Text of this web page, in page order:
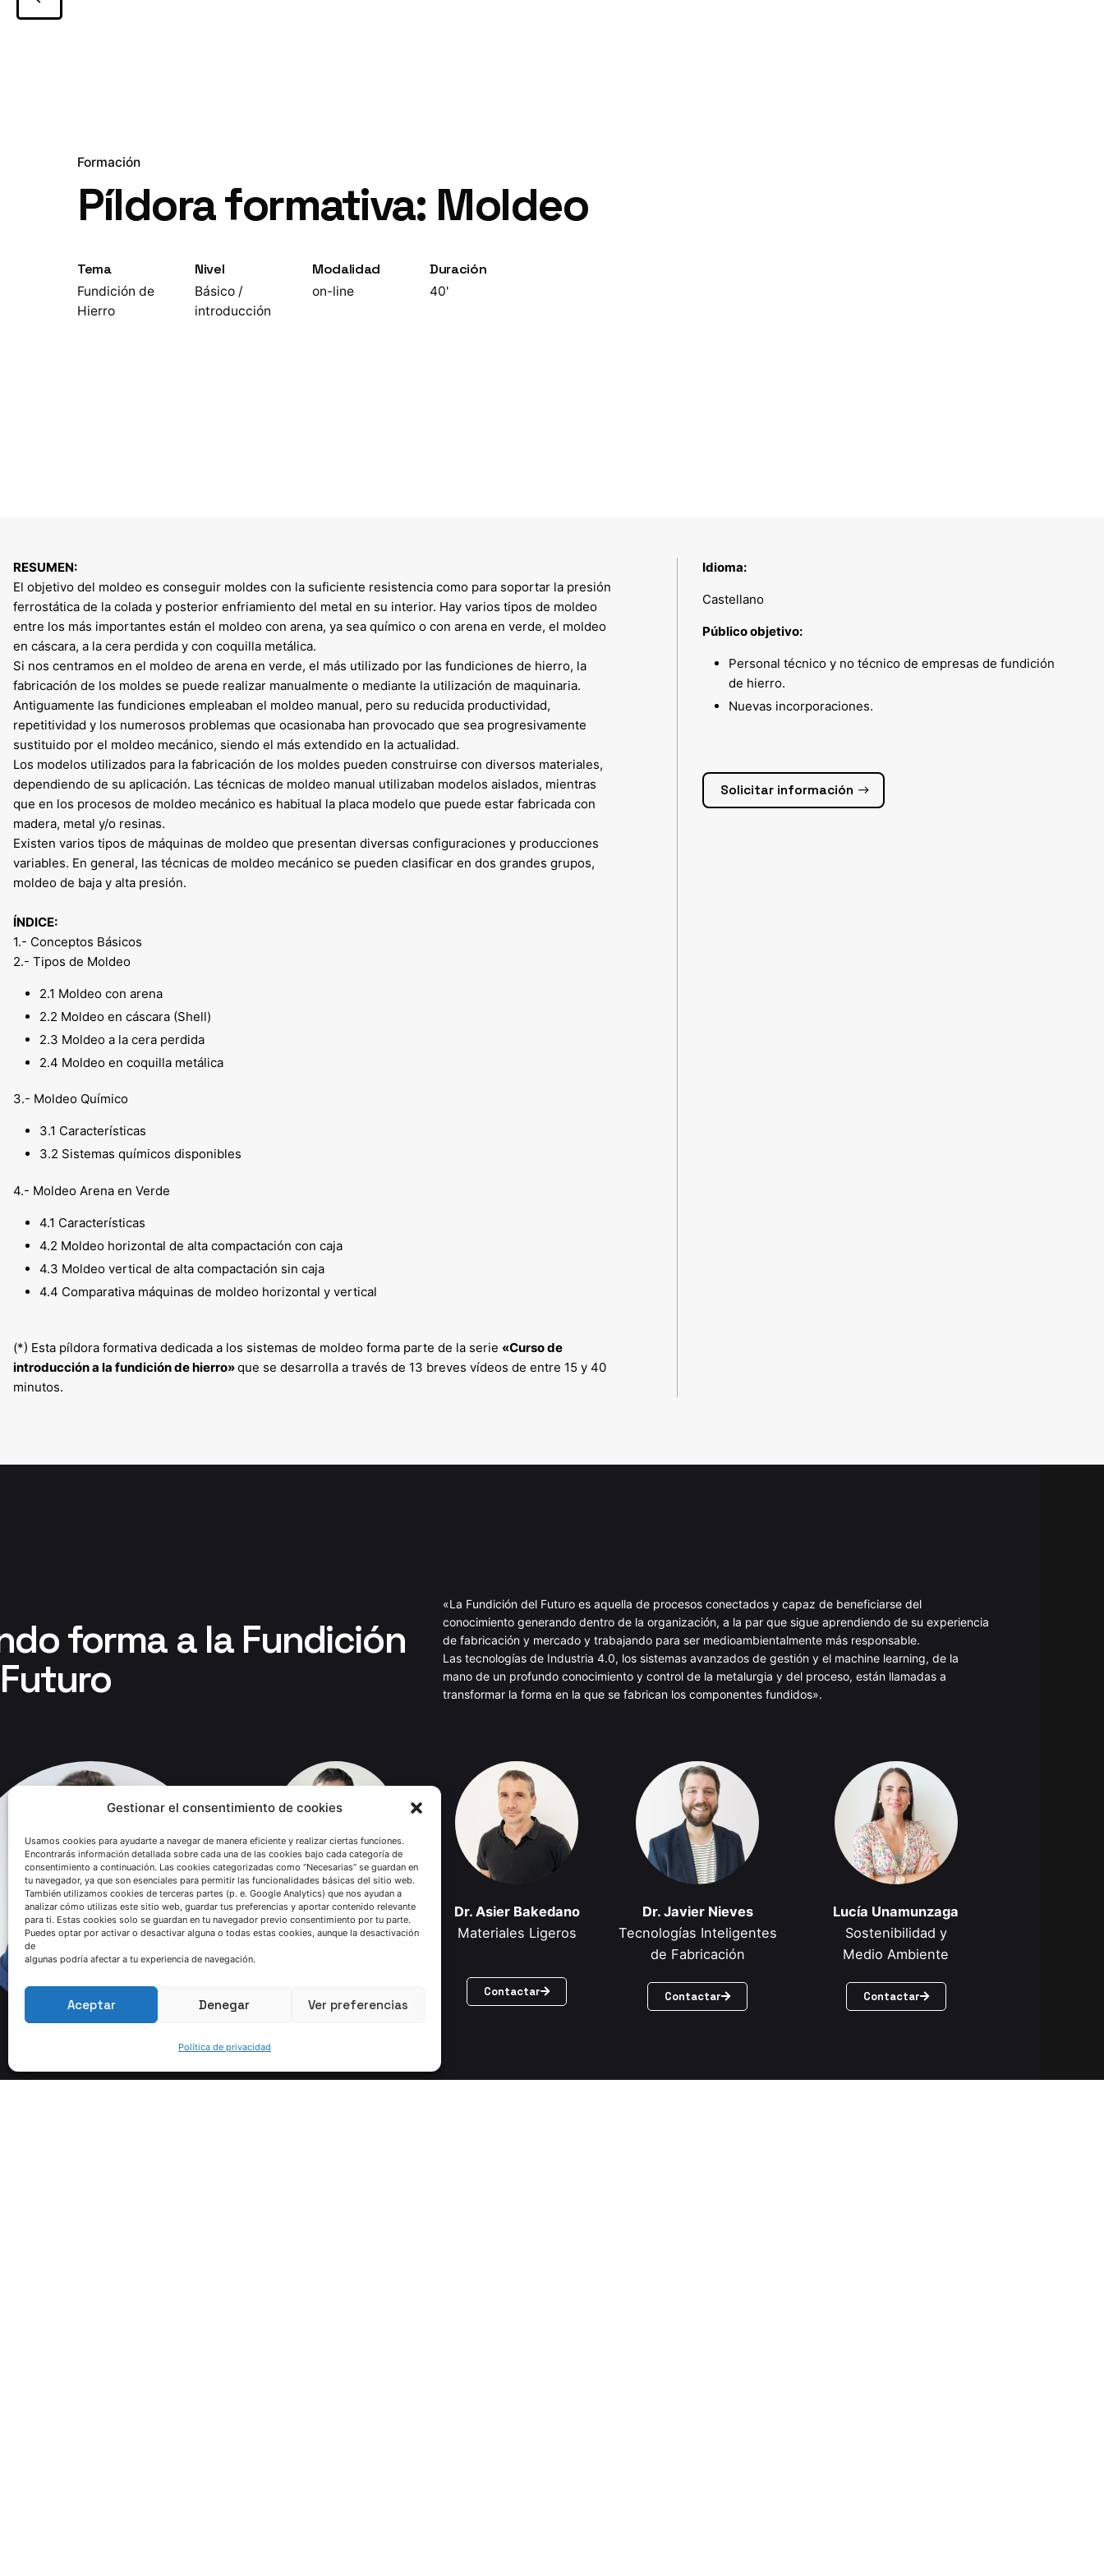
Gestionar el consentimiento de cookies
Usamos cookies para ayudarte a navegar de manera eficiente y realizar ciertas funciones.
Encontrarás información detallada sobre cada una de las cookies bajo cada categoría de
consentimiento a continuación. Las cookies categorizadas como “Necesarias” se guardan en
tu navegador, ya que son esenciales para permitir las funcionalidades básicas del sitio web.
También utilizamos cookies de terceras partes (p. e. Google Analytics) que nos ayudan a
analizar cómo utilizas este sitio web, guardar tus preferencias y aportar contenido relevante
para ti. Estas cookies solo se guardan en tu navegador previo consentimiento por tu parte.
Puedes optar por activar o desactivar alguna o todas estas cookies, aunque la desactivación
de
algunas podría afectar a tu experiencia de navegación.
Aceptar Denegar Ver preferencias
Política de privacidad
Formación
Píldora formativa: Moldeo
Tema
Fundición de
Hierro
Nivel
Básico /
introducción
Modalidad
on-line
Duración
40'
RESUMEN:
El objetivo del moldeo es conseguir moldes con la suficiente resistencia como para soportar la presión
ferrostática de la colada y posterior enfriamiento del metal en su interior. Hay varios tipos de moldeo
entre los más importantes están el moldeo con arena, ya sea químico o con arena en verde, el moldeo
en cáscara, a la cera perdida y con coquilla metálica.
Si nos centramos en el moldeo de arena en verde, el más utilizado por las fundiciones de hierro, la
fabricación de los moldes se puede realizar manualmente o mediante la utilización de maquinaria.
Antiguamente las fundiciones empleaban el moldeo manual, pero su reducida productividad,
repetitividad y los numerosos problemas que ocasionaba han provocado que sea progresivamente
sustituido por el moldeo mecánico, siendo el más extendido en la actualidad.
Los modelos utilizados para la fabricación de los moldes pueden construirse con diversos materiales,
dependiendo de su aplicación. Las técnicas de moldeo manual utilizaban modelos aislados, mientras
que en los procesos de moldeo mecánico es habitual la placa modelo que puede estar fabricada con
madera, metal y/o resinas.
Existen varios tipos de máquinas de moldeo que presentan diversas configuraciones y producciones
variables. En general, las técnicas de moldeo mecánico se pueden clasificar en dos grandes grupos,
moldeo de baja y alta presión.
ÍNDICE:
1.- Conceptos Básicos
2.- Tipos de Moldeo
2.1 Moldeo con arena
2.2 Moldeo en cáscara (Shell)
2.3 Moldeo a la cera perdida
2.4 Moldeo en coquilla metálica
3.- Moldeo Químico
3.1 Características
3.2 Sistemas químicos disponibles
4.- Moldeo Arena en Verde
4.1 Características
4.2 Moldeo horizontal de alta compactación con caja
4.3 Moldeo vertical de alta compactación sin caja
4.4 Comparativa máquinas de moldeo horizontal y vertical
(*) Esta píldora formativa dedicada a los sistemas de moldeo forma parte de la serie «Curso de
introducción a la fundición de hierro»que se desarrolla a través de 13 breves vídeos de entre 15 y 40
minutos.
Idioma:
Castellano
Público objetivo:
Personal técnico y no técnico de empresas de fundición
de hierro.
Nuevas incorporaciones.
Solicitar información
forma a la Fundición
«La Fundición del Futuro es aquella de procesos conectados y capaz de beneficiarse del
conocimiento generando dentro de la organización, a la par que sigue aprendiendo de su experiencia
de fabricación y mercado y trabajando para ser medioambientalmente más responsable.
Las tecnologías de Industria 4.0, los sistemas avanzados de gestión y el machine learning, de la
mano de un profundo conocimiento y control de la metalurgia y del proceso, están llamadas a
transformar la forma en la que se fabrican los componentes fundidos».
Aitor Loizaga
Tecnologías de
Dr. Asier Bakedano
Materiales Ligeros
Contactar
Dr. Javier Nieves
Tecnologías Inteligentes
de Fabricación
Contactar
Lucía Unamunzaga
Sostenibilidad y
Medio Ambiente
Contactar